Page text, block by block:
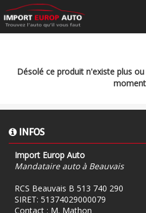
Désolé ce produit n'existe plus
INFOS
Import Europ Auto
Mandataire auto à Beauvais
RCS Beauvais B 513 740 290
SIRET: 51374029000079
Contact : M. Mathon